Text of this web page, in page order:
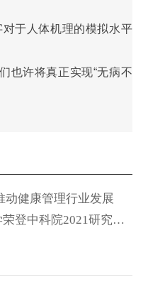
于人体机理的模拟水平
也许将真正实现“无病不
动健康管理行业发展
登中科院2021研究前